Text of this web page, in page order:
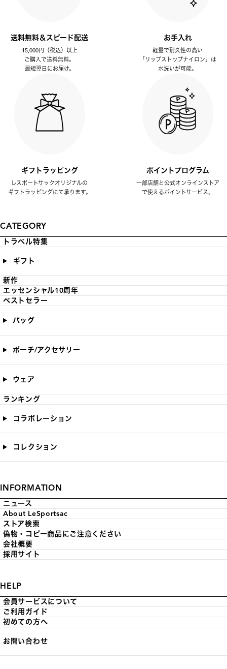
送料無料＆スピード配送
15,000円（税込）以上
ご購入で送料無料。
最短翌日にお届け。
お手入れ
軽量で耐久性の高い
「リップストップナイロン」は
水洗いが可能。
ギフトラッピング
レスポートサックオリジナルの
ギフトラッピングにて承ります。
ポイントプログラム
一部店舗と公式オンラインストア
で使えるポイントサービス。
CATEGORY
トラベル特集
ギフト
新作
エッセンシャル10周年
ベストセラー
バッグ
ポーチ/アクセサリー
ウェア
ランキング
コラボレーション
コレクション
INFORMATION
ニュース
About LeSportsac
ストア検索
偽物・コピー商品にご注意ください
会社概要
採用サイト
HELP
会員サービスについて
ご利用ガイド
初めての方へ
お問い合わせ